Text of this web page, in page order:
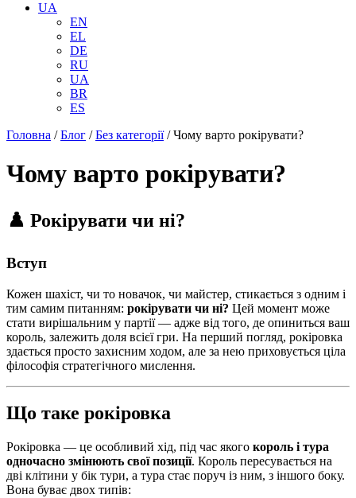
UA
EN
EL
DE
RU
UA
BR
ES
Головна /Блог /Без категорії/Чому варто рокірувати?
Чому варто рокірувати?
♟️ Рокірувати чи ні?
Вступ
Кожен шахіст, чи то новачок, чи майстер, стикається з одним і
тим самим питанням: рокірувати чи ні? Цей момент може
стати вирішальним у партії — адже від того, де опиниться ваш
король, залежить доля всієї гри. На перший погляд, рокіровка
здається просто захисним ходом, але за нею приховується ціла
філософія стратегічного мислення.
Що таке рокіровка
Рокіровка — це особливий хід, під час якого король і тура
одночасно змінюють свої позиції. Король пересувається на
дві клітини у бік тури, а тура стає поруч із ним, з іншого боку.
Вона буває двох типів: